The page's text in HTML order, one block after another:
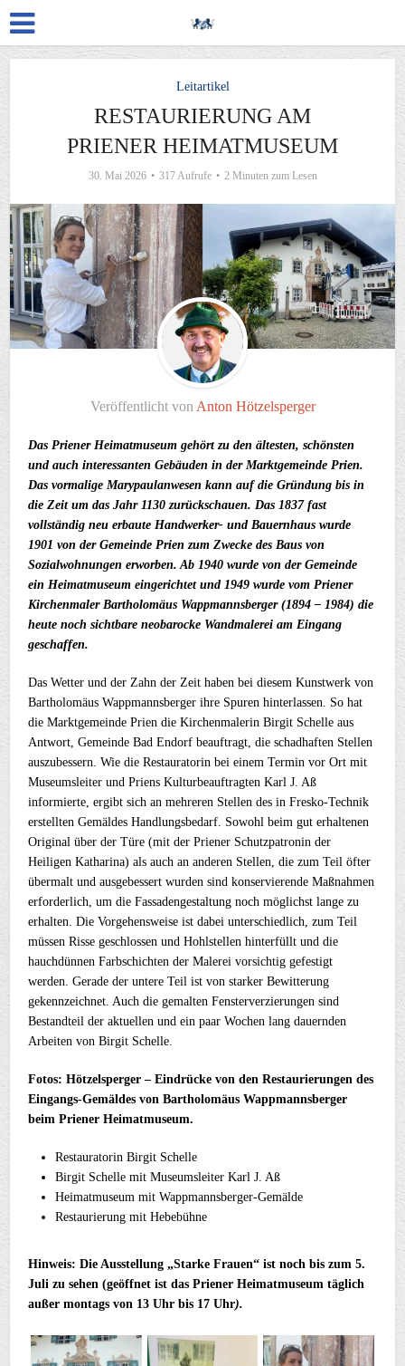
Leitartikel
RESTAURIERUNG AM
PRIENER HEIMATMUSEUM
30. Mai 2026 317 Aufrufe 2 Minuten zum Lesen
Veröffentlicht von Anton Hötzelsperger
Das Priener Heimatmuseum gehört zu den ältesten, schönsten
und auch interessanten Gebäuden in der Marktgemeinde Prien.
Das vormalige Marypaulanwesen kann auf die Gründung bis in
die Zeit um das Jahr 1130 zurückschauen. Das 1837 fast
vollständig neu erbaute Handwerker- und Bauernhaus wurde
1901 von der Gemeinde Prien zum Zwecke des Baus von
Sozialwohnungen erworben. Ab 1940 wurde von der Gemeinde
ein Heimatmuseum eingerichtet und 1949 wurde vom Priener
Kirchenmaler Bartholomäus Wappmannsberger (1894 – 1984) die
heute noch sichtbare neobarocke Wandmalerei am Eingang
geschaffen.
Das Wetter und der Zahn der Zeit haben bei diesem Kunstwerk von
Bartholomäus Wappmannsberger ihre Spuren hinterlassen. So hat
die Marktgemeinde Prien die Kirchenmalerin Birgit Schelle aus
Antwort, Gemeinde Bad Endorf beauftragt, die schadhaften Stellen
auszubessern. Wie die Restauratorin bei einem Termin vor Ort mit
Museumsleiter und Priens Kulturbeauftragten Karl J. Aß
informierte, ergibt sich an mehreren Stellen des in Fresko-Technik
erstellten Gemäldes Handlungsbedarf. Sowohl beim gut erhaltenen
Original über der Türe (mit der Priener Schutzpatronin der
Heiligen Katharina) als auch an anderen Stellen, die zum Teil öfter
übermalt und ausgebessert wurden sind konservierende Maßnahmen
erforderlich, um die Fassadengestaltung noch möglichst lange zu
erhalten. Die Vorgehensweise ist dabei unterschiedlich, zum Teil
müssen Risse geschlossen und Hohlstellen hinterfüllt und die
hauchdünnen Farbschichten der Malerei vorsichtig gefestigt
werden. Gerade der untere Teil ist von starker Bewitterung
gekennzeichnet. Auch die gemalten Fensterverzierungen sind
Bestandteil der aktuellen und ein paar Wochen lang dauernden
Arbeiten von Birgit Schelle.
Fotos: Hötzelsperger – Eindrücke von den Restaurierungen des
Eingangs-Gemäldes von Bartholomäus Wappmannsberger
beim Priener Heimatmuseum.
Restauratorin Birgit Schelle
Birgit Schelle mit Museumsleiter Karl J. Aß
Heimatmuseum mit Wappmannsberger-Gemälde
Restaurierung mit Hebebühne
Hinweis:Die Ausstellung „Starke Frauen“ ist noch bis zum 5.
Juli zu sehen (geöffnet ist das Priener Heimatmuseum täglich
außer montags von 13 Uhr bis 17 Uhr).